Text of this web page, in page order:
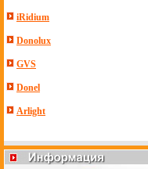
iRidium
Donolux
GVS
Donel
Arlight